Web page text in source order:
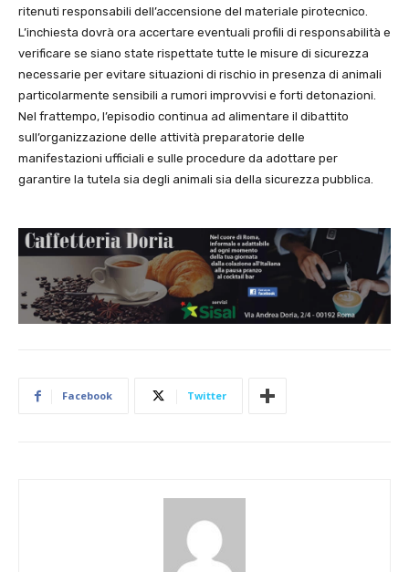
ritenuti responsabili dell’accensione del materiale pirotecnico.
L’inchiesta dovrà ora accertare eventuali profili di responsabilità e
verificare se siano state rispettate tutte le misure di sicurezza
necessarie per evitare situazioni di rischio in presenza di animali
particolarmente sensibili a rumori improvvisi e forti detonazioni.
Nel frattempo, l’episodio continua ad alimentare il dibattito
sull’organizzazione delle attività preparatorie delle
manifestazioni ufficiali e sulle procedure da adottare per
garantire la tutela sia degli animali sia della sicurezza pubblica.
Facebook Twitter